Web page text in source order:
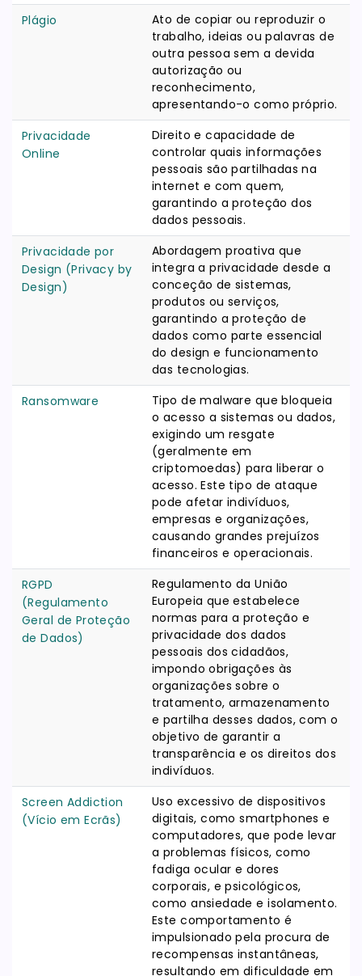
Plágio
Ato de copiar ou reproduzir o
trabalho, ideias ou palavras de
outra pessoa sem a devida
autorização ou
reconhecimento,
apresentando-o como próprio.
Privacidade
Online
Direito e capacidade de
controlar quais informações
pessoais são partilhadas na
internet e com quem,
garantindo a proteção dos
dados pessoais.
Privacidade por
Design (Privacy by
Design)
Abordagem proativa que
integra a privacidade desde a
conceção de sistemas,
produtos ou serviços,
garantindo a proteção de
dados como parte essencial
do design e funcionamento
das tecnologias.
Ransomware
Tipo de malware que bloqueia
o acesso a sistemas ou dados,
exigindo um resgate
(geralmente em
criptomoedas) para liberar o
acesso. Este tipo de ataque
pode afetar indivíduos,
empresas e organizações,
causando grandes prejuízos
financeiros e operacionais.
RGPD
(Regulamento
Geral de Proteção
de Dados)
Regulamento da União
Europeia que estabelece
normas para a proteção e
privacidade dos dados
pessoais dos cidadãos,
impondo obrigações às
organizações sobre o
tratamento, armazenamento
e partilha desses dados, com o
objetivo de garantir a
transparência e os direitos dos
indivíduos.
Screen Addiction
(Vício em Ecrãs)
Uso excessivo de dispositivos
digitais, como smartphones e
computadores, que pode levar
a problemas físicos, como
fadiga ocular e dores
corporais, e psicológicos,
como ansiedade e isolamento.
Este comportamento é
impulsionado pela procura de
recompensas instantâneas,
resultando em dificuldade em